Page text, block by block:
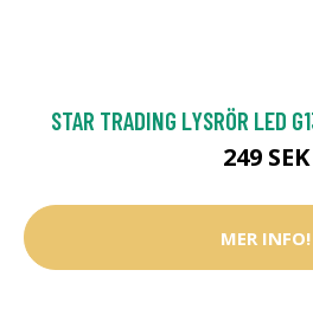
STAR TRADING LYSRÖR LED
249 SEK
MER INFO!